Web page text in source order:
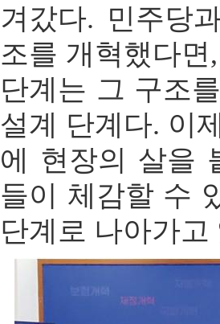
겨갔다. 민주당
조를 개혁했다
단계는 그 구조
설계 단계다. 이
에 현장의 살을
들이 체감할 수
단계로 나아가고